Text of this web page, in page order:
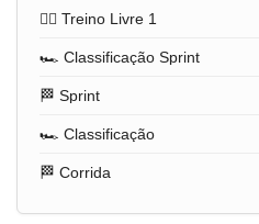
🏋️‍♂️ Treino Livre 1
🏎️ Classificação Sprint
🏁 Sprint
🏎️ Classificação
🏁 Corrida